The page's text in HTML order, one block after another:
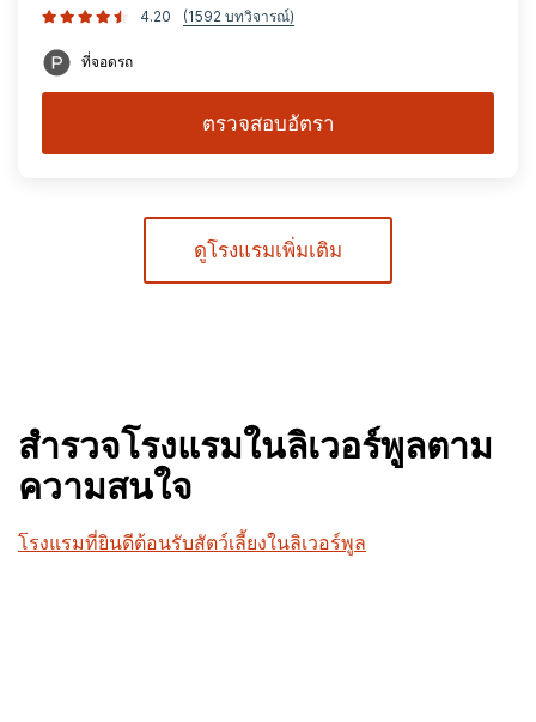
4.20
(1592 บทวิจารณ์)
ที่จอดรถ
ตรวจสอบอัตรา
ดูโรงแรมเพิ่มเติม
สำรวจโรงแรมในลิเวอร์พูลตาม
ความสนใจ
โรงแรมที่ยินดีต้อนรับสัตว์เลี้ยงในลิเวอร์พูล